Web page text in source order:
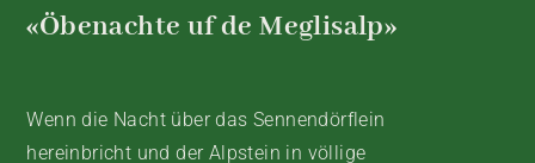
«Öbenachte uf de Meglisalp»
Wenn die Nacht über das Sennendörflein
hereinbricht und der Alpstein in völlige